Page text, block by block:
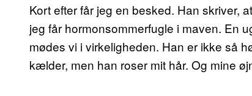
Kort efter får jeg en besked. Han skriver,
jeg får hormonsommerfugle i maven. En
mødes vi i virkeligheden. Han er ikke så
kælder, men han roser mit hår. Og mine